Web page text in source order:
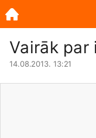
Vairāk par
14.08.2013. 13:21